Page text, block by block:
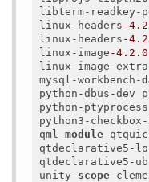
libterm-
linux-headers -4.2
linux-headers -4.2
linux-image -4.2 .0
linux-image-extra
mysql-workbench-
python-dbus-dev
python-
python3-
qml-module-
qtdeclarative5-
qtdeclarative5-
unity- scope-